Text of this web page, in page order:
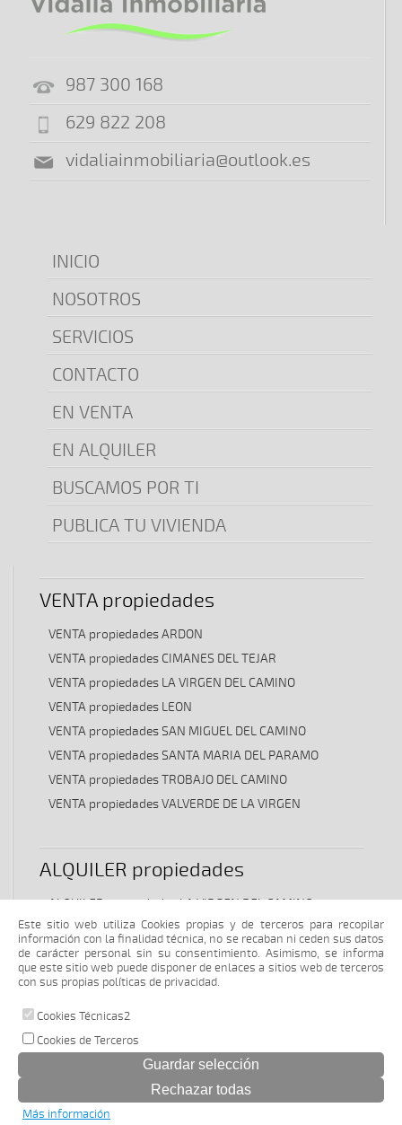
Este sitio web utiliza Cookies propias y de terceros para recopilar
información con la finalidad técnica, no se recaban ni ceden sus datos
de carácter personal sin su consentimiento. Asimismo, se informa
que este sitio web puede disponer de enlaces a sitios web de terceros
con sus propias políticas de privacidad.
Cookies Técnicas2
Cookies de Terceros
Más información
987 300 168
629 822 208
vidaliainmobiliaria@outlook.es
INICIO
NOSOTROS
SERVICIOS
CONTACTO
EN VENTA
EN ALQUILER
BUSCAMOS POR TI
PUBLICA TU VIVIENDA
VENTA propiedades
VENTA propiedades ARDON
VENTA propiedades CIMANES DEL TEJAR
VENTA propiedades LA VIRGEN DEL CAMINO
VENTA propiedades LEON
VENTA propiedades SAN MIGUEL DEL CAMINO
VENTA propiedades SANTA MARIA DEL PARAMO
VENTA propiedades TROBAJO DEL CAMINO
VENTA propiedades VALVERDE DE LA VIRGEN
ALQUILER propiedades
ALQUILER propiedades LA VIRGEN DEL CAMINO
ALQUILER propiedades SAN ANDRES DEL RABANEDO
ALQUILER propiedades VALVERDE DE LA VIRGEN
ALQUILER propiedades VILLADANGOS DEL PARAMO
Aviso legal y política de privacidad|
Política de cookies